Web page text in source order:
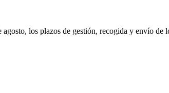
los plazos de gestión, recogida y envío